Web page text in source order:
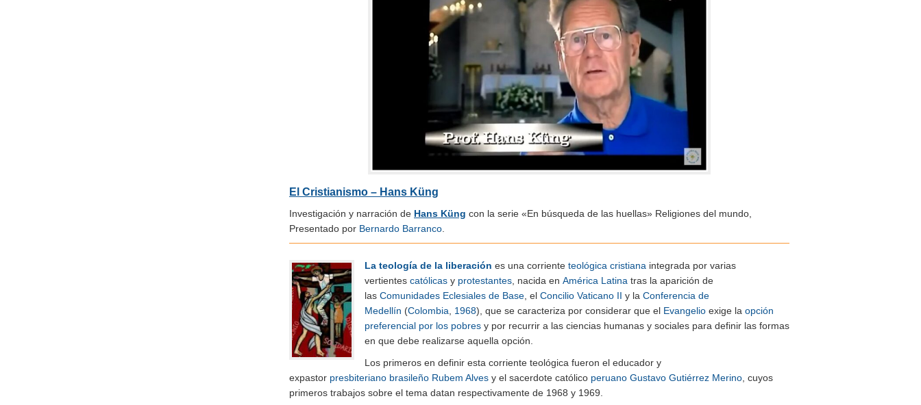
El Cristianismo – Hans Küng
Investigación y narración de Hans Küng con la serie «En búsqueda de las huellas» Religiones del mundo,
Presentado por Bernardo Barranco.
La teología de la liberación es una corriente teológica cristiana integrada por varias
vertientes católicas y protestantes, nacida en América Latina tras la aparición de
las Comunidades Eclesiales de Base, el Concilio Vaticano II y la Conferencia de
Medellín (Colombia, 1968), que se caracteriza por considerar que el Evangelio exige la opción
preferencial por los pobres y por recurrir a las ciencias humanas y sociales para definir las formas
en que debe realizarse aquella opción.
Los primeros en definir esta corriente teológica fueron el educador y
expastor presbiteriano brasileño Rubem Alves y el sacerdote católico peruano Gustavo Gutiérrez Merino, cuyos
primeros trabajos sobre el tema datan respectivamente de 1968 y 1969.